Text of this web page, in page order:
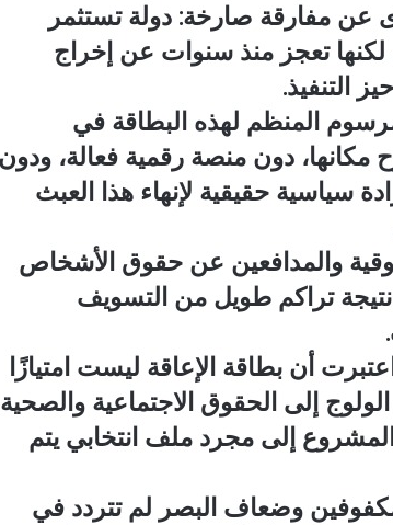
عن مفارقة صارخة: دولة تستثمر
لكنها تعجز منذ سنوات عن إخراج
التنفيذ.
المنظم لهذه البطاقة في
مكانها، دون منصة رقمية فعالة، ودون
سياسية حقيقية لإنهاء هذا العبث
والمدافعين عن حقوق الأشخاص
تراكم طويل من التسويف
أن بطاقة الإعاقة ليست امتيازًا
إلى الحقوق الاجتماعية والصحية
إلى مجرد ملف انتخابي يتم
وضعاف البصر لم تتردد في